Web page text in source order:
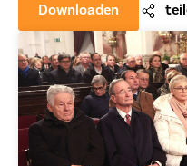
Downloaden